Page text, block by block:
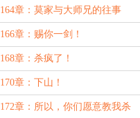
章：莫家与大师兄的往事
章：赐你一剑！
章：杀疯了！
章：下山！
章：所以，你们愿意教我杀